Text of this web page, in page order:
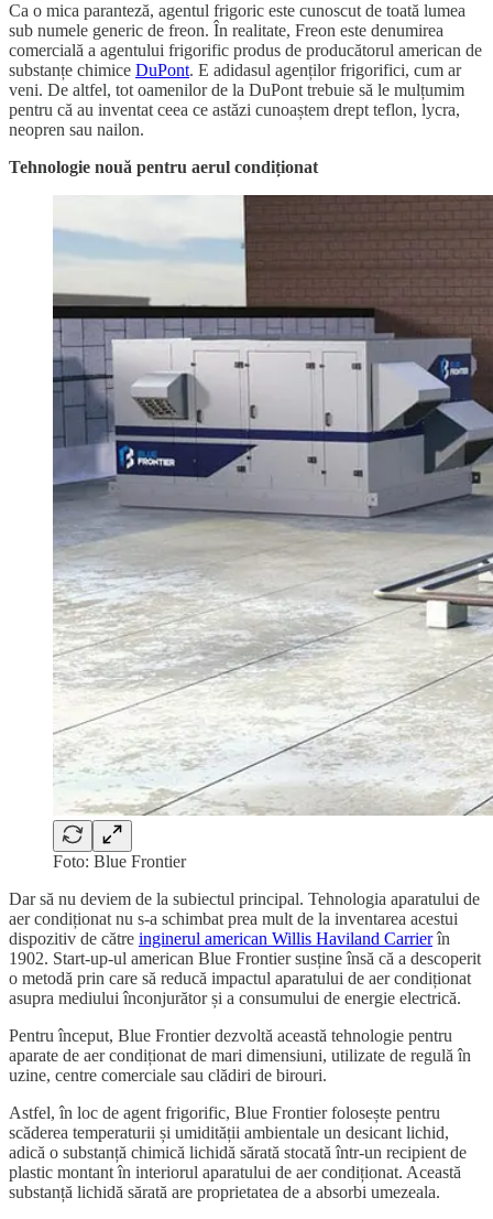
Ca o mica paranteză, agentul frigoric este cunoscut de toată lumea
sub numele generic de freon. În realitate, Freon este denumirea
comercială a agentului frigorific produs de producătorul american de
substanțe chimice DuPont. E adidasul agenților frigorifici, cum ar
veni. De altfel, tot oamenilor de la DuPont trebuie să le mulțumim
pentru că au inventat ceea ce astăzi cunoaștem drept teflon, lycra,
neopren sau nailon.
Tehnologie nouă pentru aerul condiționat
Foto: Blue Frontier
Dar să nu deviem de la subiectul principal. Tehnologia aparatului de
aer condiționat nu s-a schimbat prea mult de la inventarea acestui
dispozitiv de către inginerul american Willis Haviland Carrierîn
1902. Start-up-ul american Blue Frontier susține însă că a descoperit
o metodă prin care să reducă impactul aparatului de aer condiționat
asupra mediului înconjurător și a consumului de energie electrică.
Pentru început, Blue Frontier dezvoltă această tehnologie pentru
aparate de aer condiționat de mari dimensiuni, utilizate de regulă în
uzine, centre comerciale sau clădiri de birouri.
Astfel, în loc de agent frigorific, Blue Frontier folosește pentru
scăderea temperaturii și umidității ambientale un desicant lichid,
adică o substanță chimică lichidă sărată stocată într-un recipient de
plastic montant în interiorul aparatului de aer condiționat. Această
substanță lichidă sărată are proprietatea de a absorbi umezeala.